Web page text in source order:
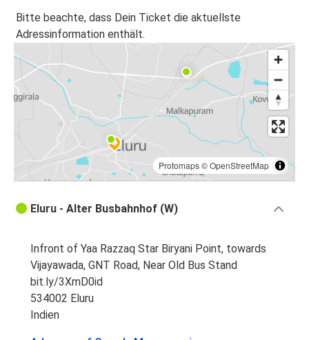
Bitte beachte, dass Dein Ticket die aktuellste
Adressinformation enthält.
Protomaps©OpenStreetMap
Eluru - Alter Busbahnhof (W)
Infront of Yaa Razzaq Star Biryani Point, towards
Vijayawada, GNT Road, Near Old Bus Stand
bit.ly/3XmD0id
534002 Eluru
Indien